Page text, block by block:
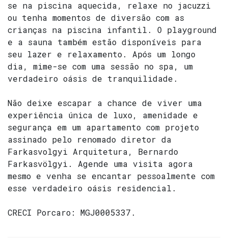
se na piscina aquecida, relaxe no jacuzzi
ou tenha momentos de diversão com as
crianças na piscina infantil. O playground
e a sauna também estão disponíveis para
seu lazer e relaxamento. Após um longo
dia, mime-se com uma sessão no spa, um
verdadeiro oásis de tranquilidade.
Não deixe escapar a chance de viver uma
experiência única de luxo, amenidade e
segurança em um apartamento com projeto
assinado pelo renomado diretor da
Farkasvolgyi Arquitetura, Bernardo
Farkasvölgyi. Agende uma visita agora
mesmo e venha se encantar pessoalmente com
esse verdadeiro oásis residencial.
CRECI Porcaro: MGJ0005337.